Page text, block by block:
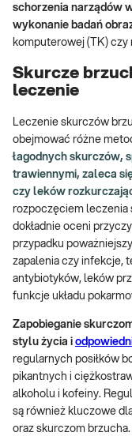
schorzenia narządów
wykonanie badań
komputerowej (TK) czy
Skurcze
leczenie
Leczenie skurczów
obejmować różne
łagodnych skurczów,
trawiennymi, zaleca
czy leków
rozpoczęciem leczenia
dokładnie oceni
przypadku
zapalenia czy infekcje,
antybiotyków, leków
funkcje układu
Zapobieganie
stylu życia i
regularnych posiłków
pikantnych i
alkoholu i kofeiny.
są również kluczowe
oraz skurczom brzucha.